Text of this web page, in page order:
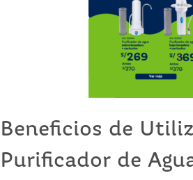
Beneficios de
Purificador de